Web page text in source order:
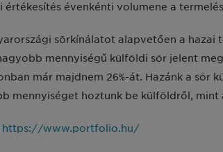
értékesítés évenkénti volumene a
sörkínálatot alapvetően a hazai
mennyiségű külföldi sör jelent
már majdnem 26%-át. Hazánk a
mennyiséget hoztunk be külföldről, mint
https://www.portfolio.hu/